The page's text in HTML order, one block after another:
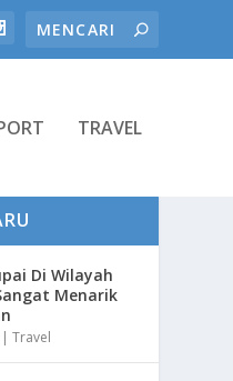
TRAVEL
Di Wilayah
Menarik
|Travel